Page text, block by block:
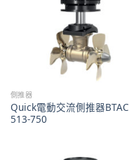
側推器
Quick電動交流側推器BTAC
513-750